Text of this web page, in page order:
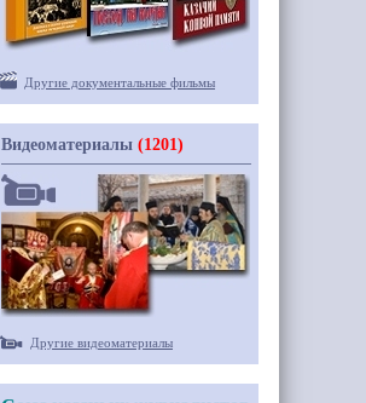
Другие документальные фильмы
Видеоматериалы (1201)
Другие видеоматериалы